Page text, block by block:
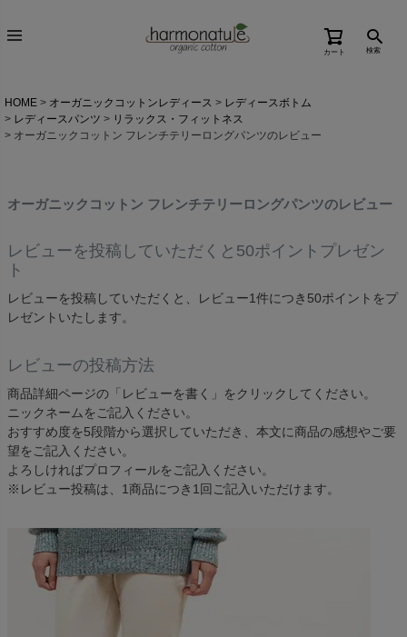
カート 検索
HOME オーガニックコットンレディース
レディースボトム
レディースパンツ
リラックス・フィットネス
オーガニックコットン フレンチテリーロングパンツのレビュー
オーガニックコットン フレンチテリーロングパンツのレビュー
レビューを投稿していただくと50ポイントプレゼン
ト
レビューを投稿していただくと、レビュー1件につき50ポイントをプ
レゼントいたします。
レビューの投稿方法
商品詳細ページの「レビューを書く」をクリックしてください。
ニックネームをご記入ください。
おすすめ度を5段階から選択していただき、本文に商品の感想やご要
望をご記入ください。
よろしければプロフィールをご記入ください。
※レビュー投稿は、1商品につき1回ご記入いただけます。